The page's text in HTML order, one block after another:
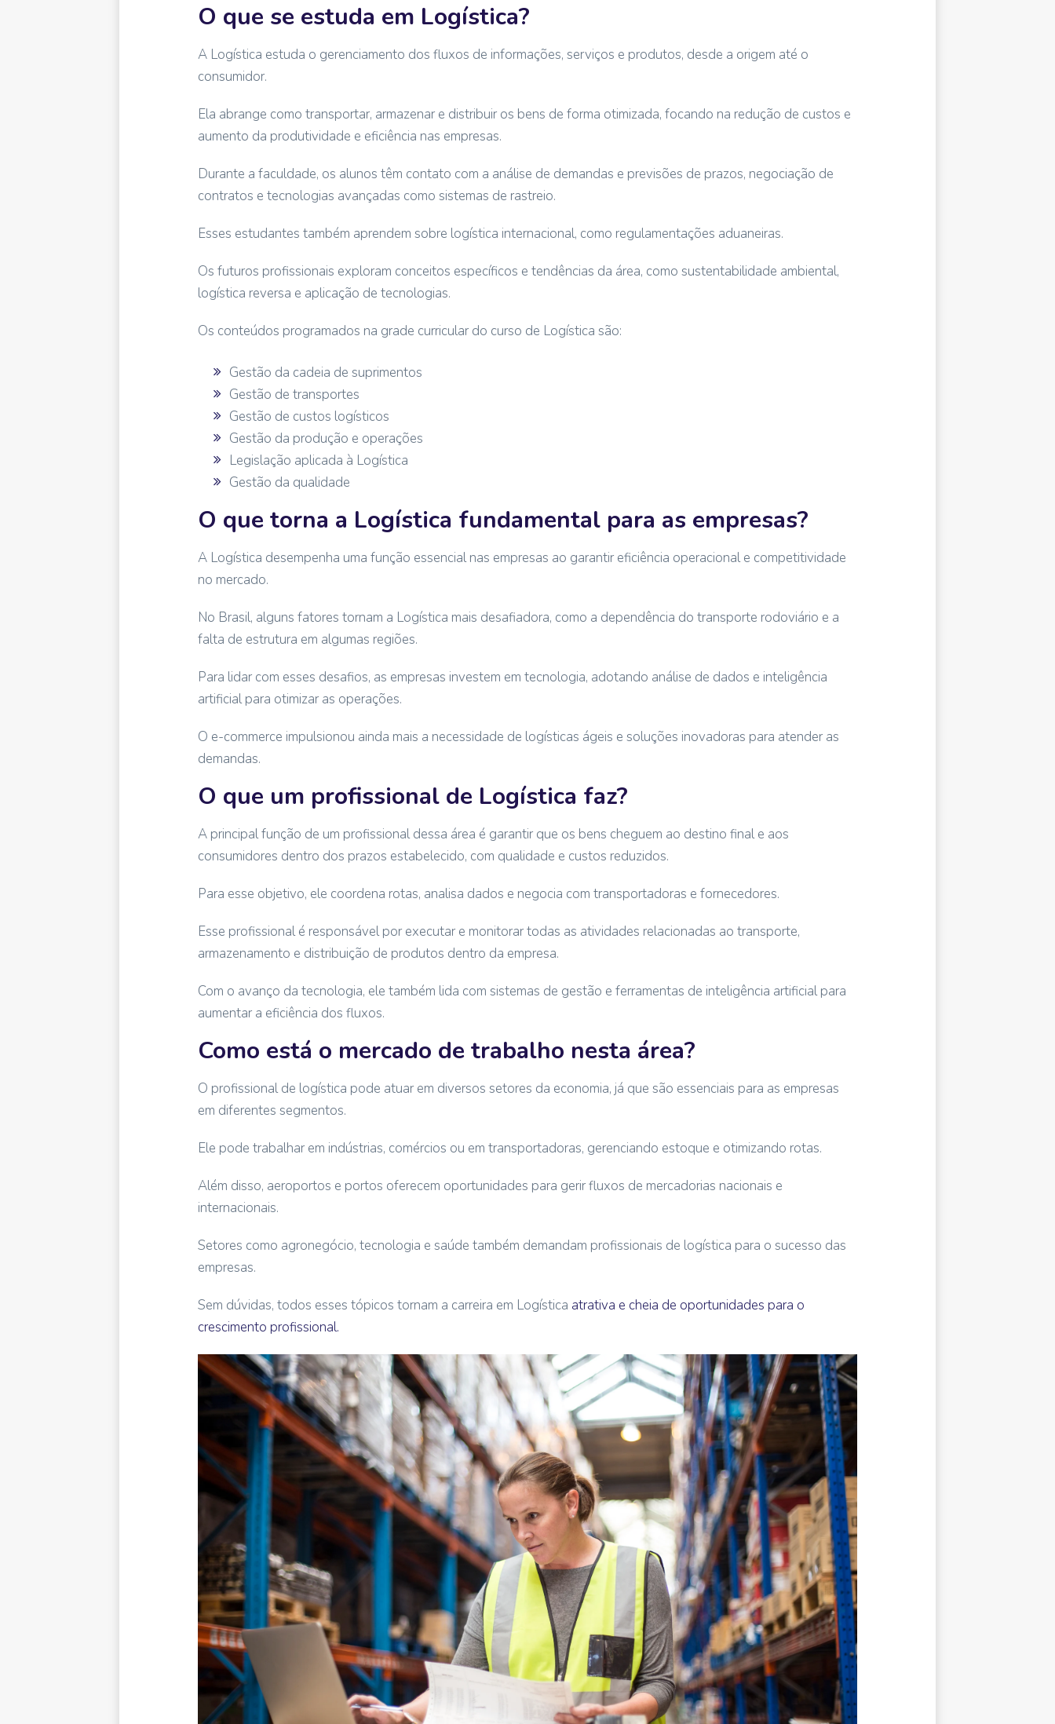
O que se estuda em Logística?
A Logística estuda o gerenciamento dos fluxos de informações, serviços e produtos, desde a origem até o
consumidor.
Ela abrange como transportar, armazenar e distribuir os bens de forma otimizada, focando na redução de custos e
aumento da produtividade e eficiência nas empresas.
Durante a faculdade, os alunos têm contato com a análise de demandas e previsões de prazos, negociação de
contratos e tecnologias avançadas como sistemas de rastreio.
Esses estudantes também aprendem sobre logística internacional, como regulamentações aduaneiras.
Os futuros profissionais exploram conceitos específicos e tendências da área, como sustentabilidade ambiental,
logística reversa e aplicação de tecnologias.
Os conteúdos programados na grade curricular do curso de Logística são:
Gestão da cadeia de suprimentos
Gestão de transportes
Gestão de custos logísticos
Gestão da produção e operações
Legislação aplicada à Logística
Gestão da qualidade
O que torna a Logística fundamental para as empresas?
A Logística desempenha uma função essencial nas empresas ao garantir eficiência operacional e competitividade
no mercado.
No Brasil, alguns fatores tornam a Logística mais desafiadora, como a dependência do transporte rodoviário e a
falta de estrutura em algumas regiões.
Para lidar com esses desafios, as empresas investem em tecnologia, adotando análise de dados e inteligência
artificial para otimizar as operações.
O e-commerce impulsionou ainda mais a necessidade de logísticas ágeis e soluções inovadoras para atender as
demandas.
O que um profissional de Logística faz?
A principal função de um profissional dessa área é garantir que os bens cheguem ao destino final e aos
consumidores dentro dos prazos estabelecido, com qualidade e custos reduzidos.
Para esse objetivo, ele coordena rotas, analisa dados e negocia com transportadoras e fornecedores.
Esse profissional é responsável por executar e monitorar todas as atividades relacionadas ao transporte,
armazenamento e distribuição de produtos dentro da empresa.
Com o avanço da tecnologia, ele também lida com sistemas de gestão e ferramentas de inteligência artificial para
aumentar a eficiência dos fluxos.
Como está o mercado de trabalho nesta área?
O profissional de logística pode atuar em diversos setores da economia, já que são essenciais para as empresas
em diferentes segmentos.
Ele pode trabalhar em indústrias, comércios ou em transportadoras, gerenciando estoque e otimizando rotas.
Além disso, aeroportos e portos oferecem oportunidades para gerir fluxos de mercadorias nacionais e
internacionais.
Setores como agronegócio, tecnologia e saúde também demandam profissionais de logística para o sucesso das
empresas.
Sem dúvidas, todos esses tópicos tornam a carreira em Logística atrativa e cheia de oportunidades para o
crescimento profissional.